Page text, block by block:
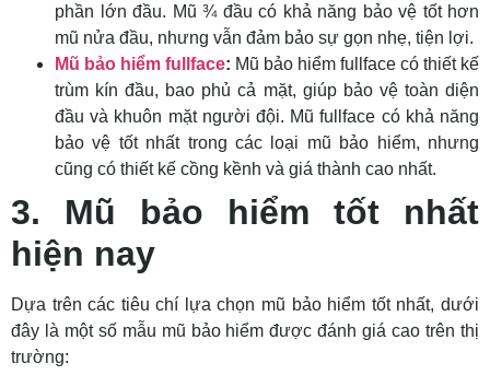
phần lớn đầu. Mũ ¾ đầu có khả năng bảo vệ tốt hơn
mũ nửa đầu, nhưng vẫn đảm bảo sự gọn nhẹ, tiện lợi.
Mũ bảo hiểm fullface: Mũ bảo hiểm fullface có thiết kế
trùm kín đầu, bao phủ cả mặt, giúp bảo vệ toàn diện
đầu và khuôn mặt người đội. Mũ fullface có khả năng
bảo vệ tốt nhất trong các loại mũ bảo hiểm, nhưng
cũng có thiết kế cồng kềnh và giá thành cao nhất.
3. Mũ bảo hiểm tốt nhất
hiện nay
Dựa trên các tiêu chí lựa chọn mũ bảo hiểm tốt nhất, dưới
đây là một số mẫu mũ bảo hiểm được đánh giá cao trên thị
trường: